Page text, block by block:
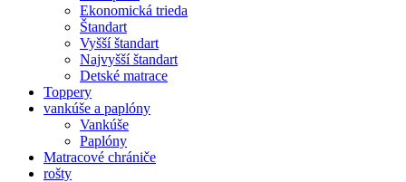
Ekonomická trieda
Štandart
Vyšší štandart
Najvyšší štandart
Detské matrace
Toppery
vankúše a paplóny
Vankúše
Paplóny
Matracové chrániče
rošty